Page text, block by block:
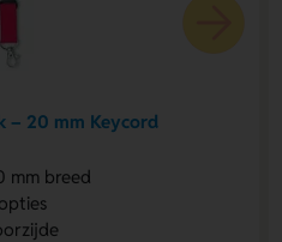
– 20 mm Keycord
mm breed